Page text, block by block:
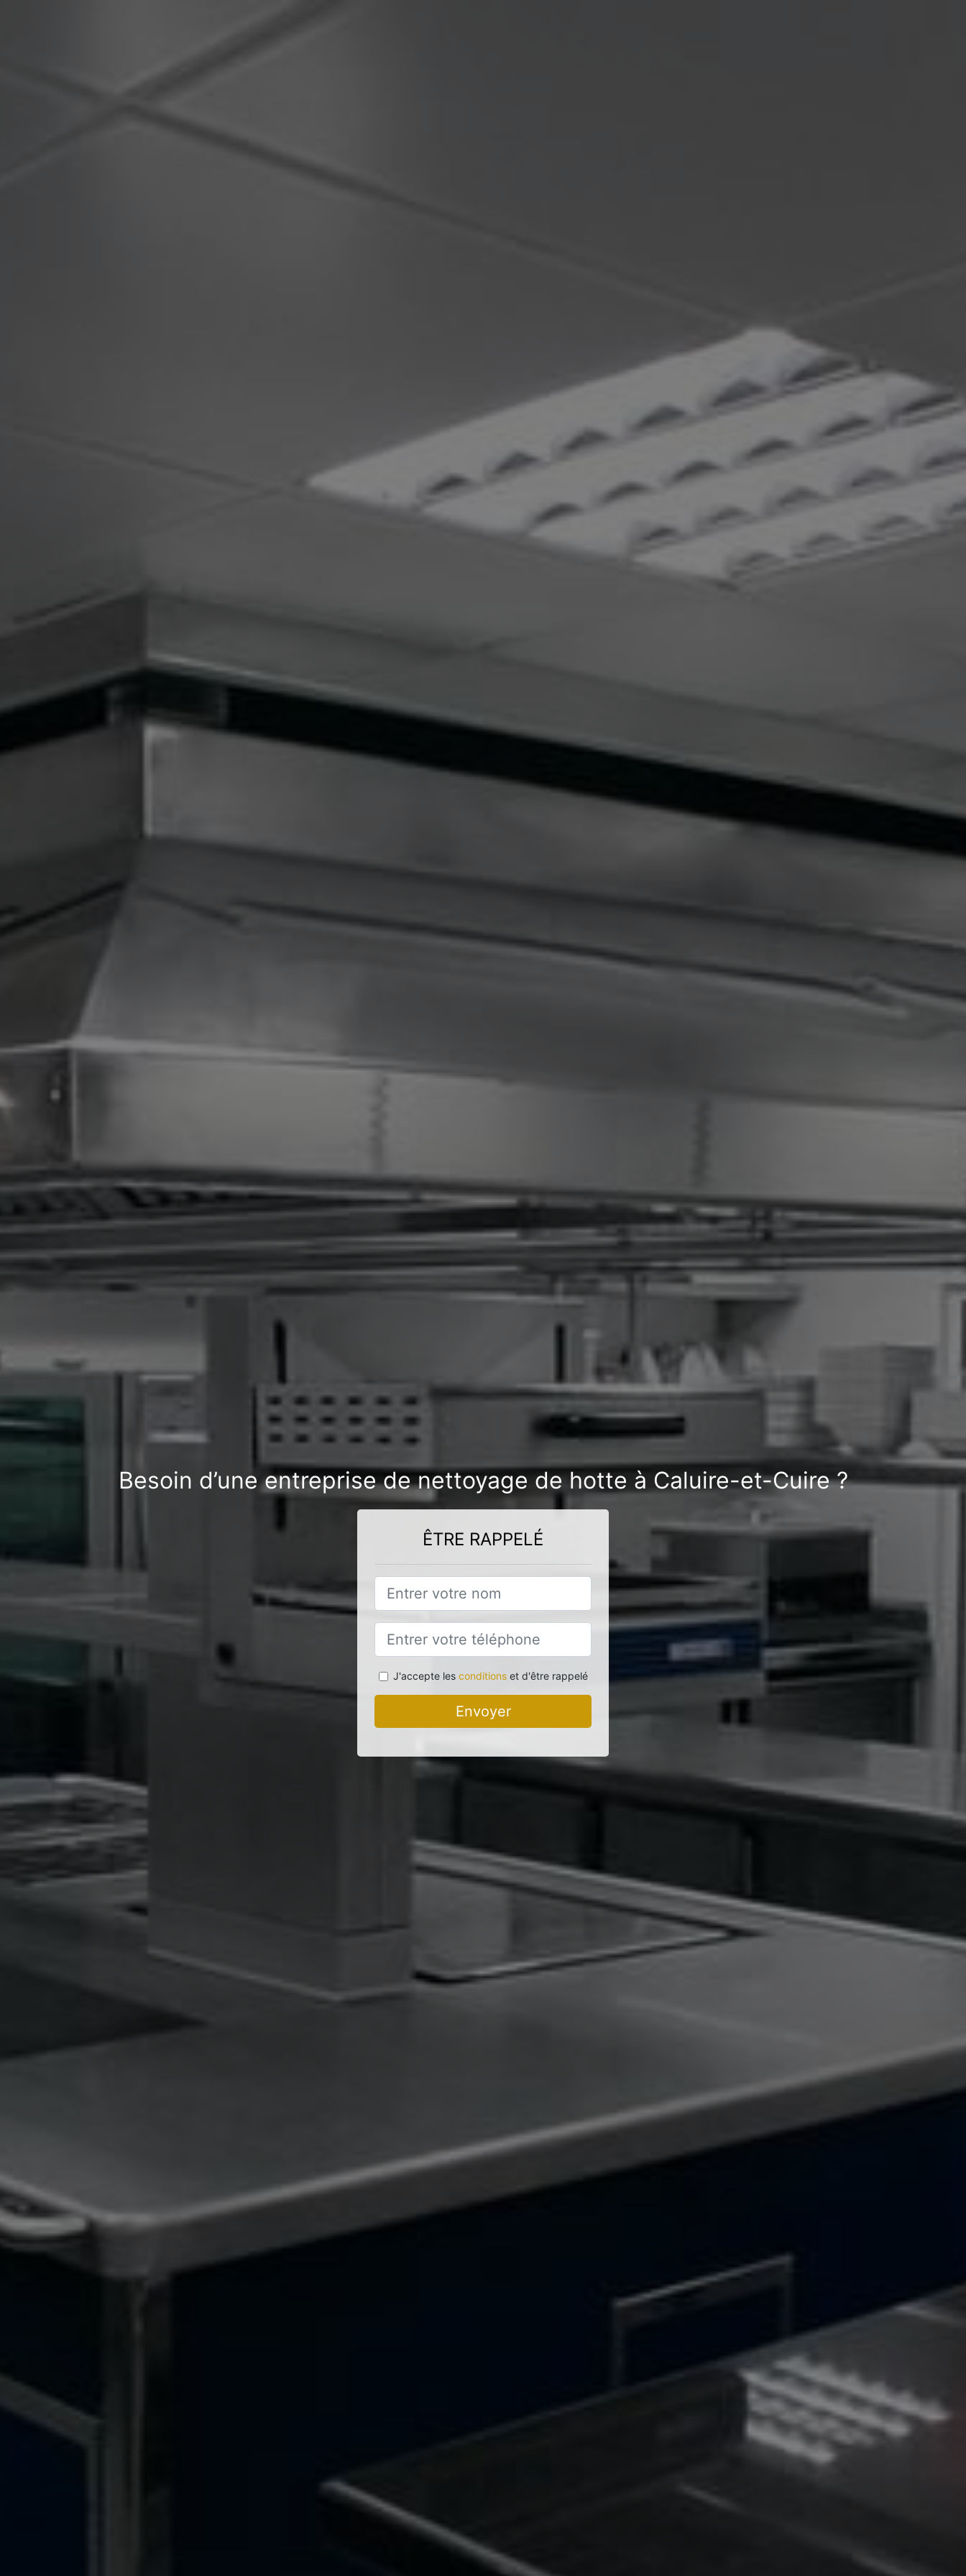
Besoin d’une entreprise de nettoyage de hotte à Caluire-et-Cuire ?
ÊTRE RAPPELÉ
J'accepte les conditionset d'être rappelé
Envoyer